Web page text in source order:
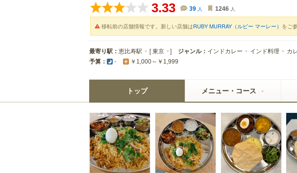
3.33 39 人 1246 人
移転前の店舗情報です。新しい店舗はRUBY MURRAY（ルビー マーレー） をご
最寄り駅： 恵比寿駅 [東京 ] ジャンル： インドカレー インド料理 カ
予算： - ￥1,000～￥1,999
トップ メニュー・コース